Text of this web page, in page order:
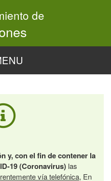
de
y, con el fin de contener la
19 (Coronavirus) las
vía telefónica, En